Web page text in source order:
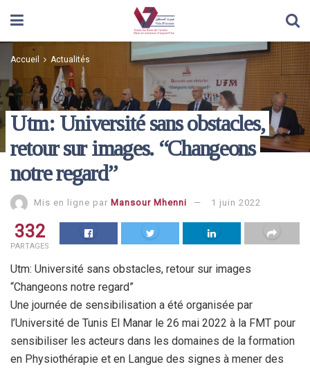
Accueil Actualités
Utm: Université sans obstacles,
retour sur images. “Changeons
notre regard”
Mis en ligne par Mansour Mhenni 1 juin 2022
332
PARTAGES
Utm: Université sans obstacles, retour sur images
“Changeons notre regard”
Une journée de sensibilisation a été organisée par
l’Université de Tunis El Manar le 26 mai 2022 à la FMT pour
sensibiliser les acteurs dans les domaines de la formation
en Physiothérapie et en Langue des signes à mener des